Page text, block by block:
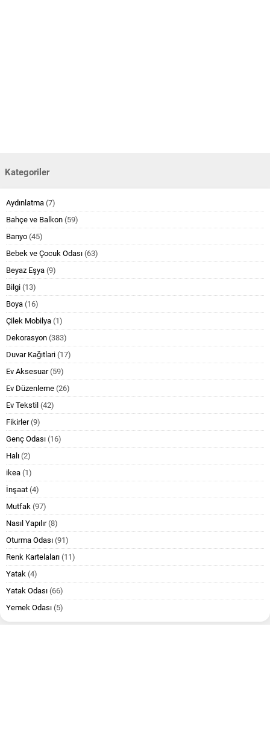
Kategoriler
Aydınlatma (7)
Bahçe ve Balkon (59)
Banyo (45)
Bebek ve Çocuk Odası (63)
Beyaz Eşya (9)
Bilgi (13)
Boya (16)
Çilek Mobilya (1)
Dekorasyon (383)
Duvar Kağıtlari (17)
Ev Aksesuar(59)
Ev Düzenleme (26)
Ev Tekstil (42)
Fikirler(9)
Genç Odası (16)
Halı (2)
ikea (1)
İnşaat (4)
Mutfak (97)
Nasıl Yapılır(8)
Oturma Odası (91)
Renk Kartelaları (11)
Yatak (4)
Yatak Odası (66)
Yemek Odası (5)